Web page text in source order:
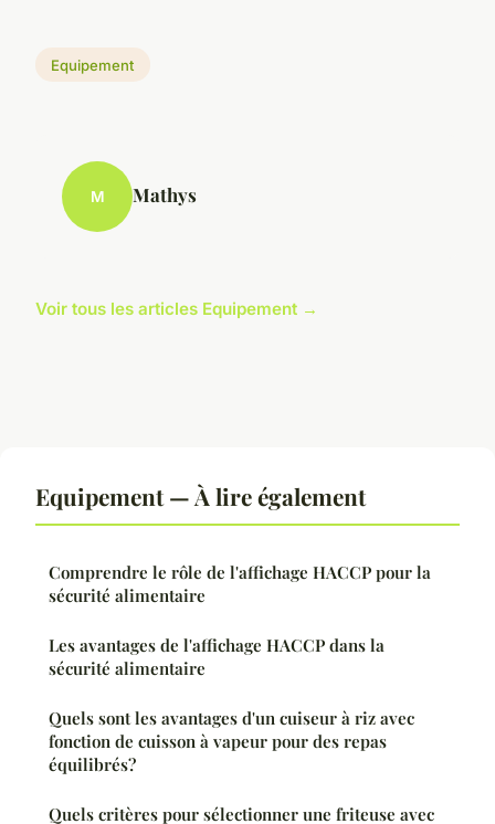
Equipement
M Mathys
Voir tous les articles Equipement →
Equipement — À lire également
Comprendre le rôle de l'affichage HACCP pour la
sécurité alimentaire
Les avantages de l'affichage HACCP dans la
sécurité alimentaire
Quels sont les avantages d'un cuiseur à riz avec
fonction de cuisson à vapeur pour des repas
équilibrés?
Quels critères pour sélectionner une friteuse avec